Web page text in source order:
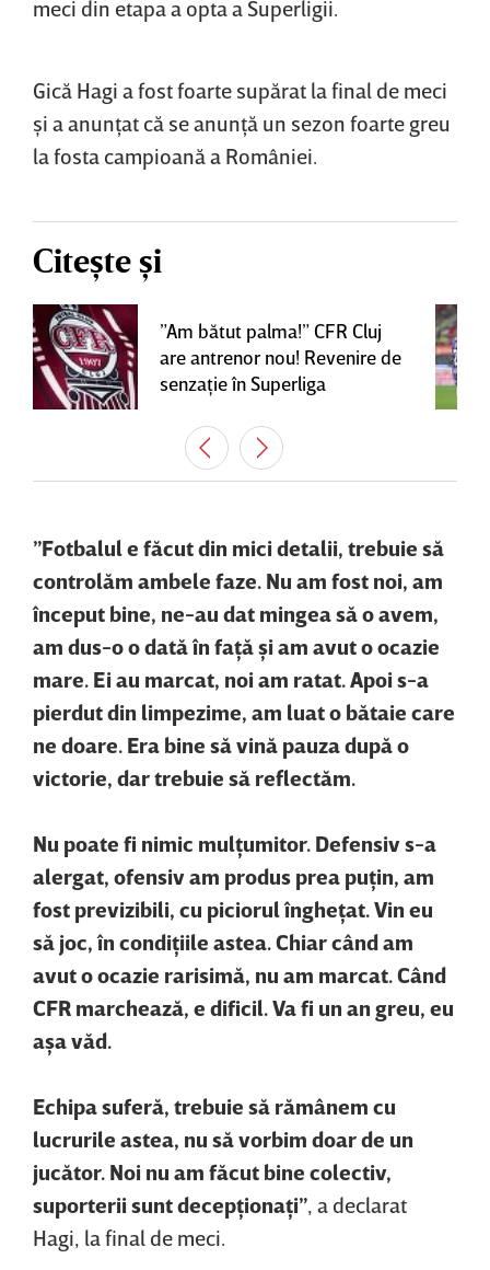
meci din etapa a opta a Superligii.
Gică Hagi a fost foarte supărat la final de meci
şi a anunţat că se anunţă un sezon foarte greu
la fosta campioană a României.
Citește și
”Am bătut palma!” CFR Cluj
are antrenor nou! Revenire de
senzaţie în Superliga
”Fotbalul e făcut din mici detalii, trebuie să
controlăm ambele faze. Nu am fost noi, am
început bine, ne-au dat mingea să o avem,
am dus-o o dată în faţă şi am avut o ocazie
mare. Ei au marcat, noi am ratat. Apoi s-a
pierdut din limpezime, am luat o bătaie care
ne doare. Era bine să vină pauza după o
victorie, dar trebuie să reflectăm.
Nu poate fi nimic mulţumitor. Defensiv s-a
alergat, ofensiv am produs prea puţin, am
fost previzibili, cu piciorul îngheţat. Vin eu
să joc, în condiţiile astea. Chiar când am
avut o ocazie rarisimă, nu am marcat. Când
CFR marchează, e dificil. Va fi un an greu, eu
aşa văd.
Echipa suferă, trebuie să rămânem cu
lucrurile astea, nu să vorbim doar de un
jucător. Noi nu am făcut bine colectiv,
suporterii sunt decepţionaţi” , a declarat
Hagi, la final de meci.